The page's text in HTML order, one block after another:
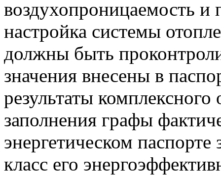
воздухопроницаемость и
настройка системы
должны быть
значения внесены в
результаты
заполнения графы
энергетическом паспорте
класс его